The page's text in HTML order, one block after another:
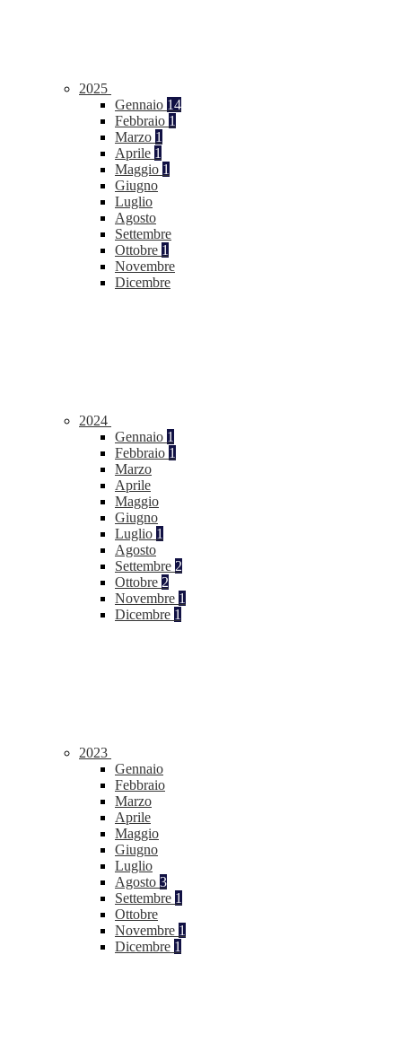
2025
Gennaio 14
Febbraio 1
Marzo 1
Aprile 1
Maggio 1
Giugno
Luglio
Agosto
Settembre
Ottobre 1
Novembre
Dicembre
2024
Gennaio 1
Febbraio 1
Marzo
Aprile
Maggio
Giugno
Luglio 1
Agosto
Settembre 2
Ottobre 2
Novembre 1
Dicembre 1
2023
Gennaio
Febbraio
Marzo
Aprile
Maggio
Giugno
Luglio
Agosto 3
Settembre 1
Ottobre
Novembre 1
Dicembre 1